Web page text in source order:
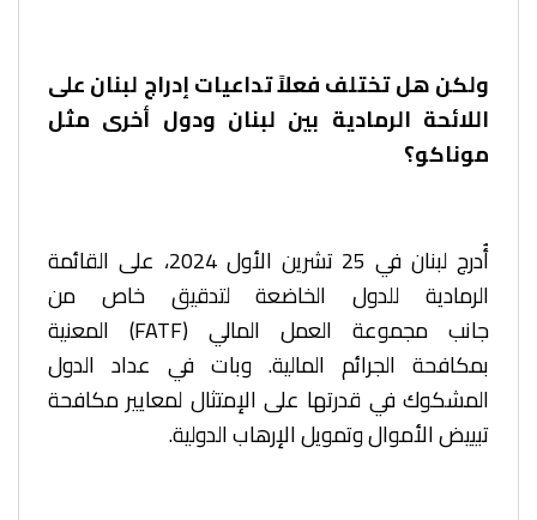
ولكن هل تختلف فعلاً تداعيات إدراج لبنان على
اللائحة الرمادية بين لبنان ودول أخرى مثل
موناكو؟
أُدرج لبنان في 25 تشرين الأول 2024، على القائمة
الرمادية للدول الخاضعة لتدقيق خاص من
جانب
مجموعة العمل المالي (FATF) المعنية
بمكافحة الجرائم المالية. وبات في عداد الدول
المشكوك في قدرتها على الإمتثال لمعايير مكافحة
تبييض الأموال وتمويل الإرهاب الدولية.